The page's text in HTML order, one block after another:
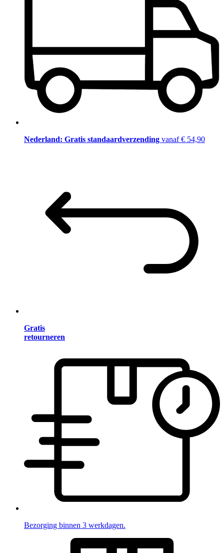
Nederland: Gratis standaardverzending vanaf € 54,90
Gratis
retourneren
Bezorging binnen 3 werkdagen.